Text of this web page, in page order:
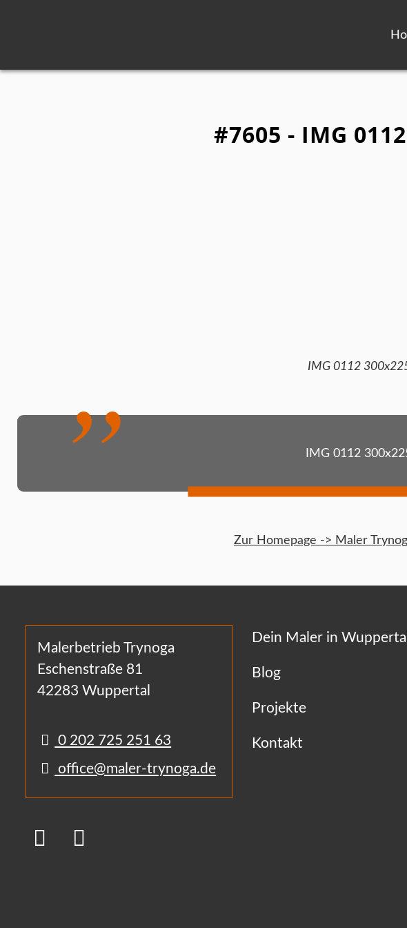
#7605 - IMG
IMG 0112
IMG 0112
Zur Homepage -> Maler
Malerbetrieb Trynoga
Eschenstraße 81
42283 Wuppertal
0 202 725 251 63
office@maler-trynoga.de
Dein Maler in Wuppertal
Blog
Projekte
Kontakt